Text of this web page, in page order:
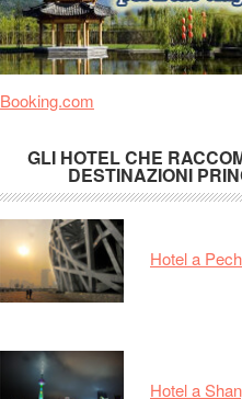
Booking.com
GLI HOTEL CHE
DESTINAZIONI
Hotel a
Hotel a